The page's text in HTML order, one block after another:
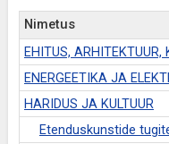
Nimetus
EHITUS,
ENERGEETIKA JA
HARIDUS JA KULTUUR
Etenduskunstide